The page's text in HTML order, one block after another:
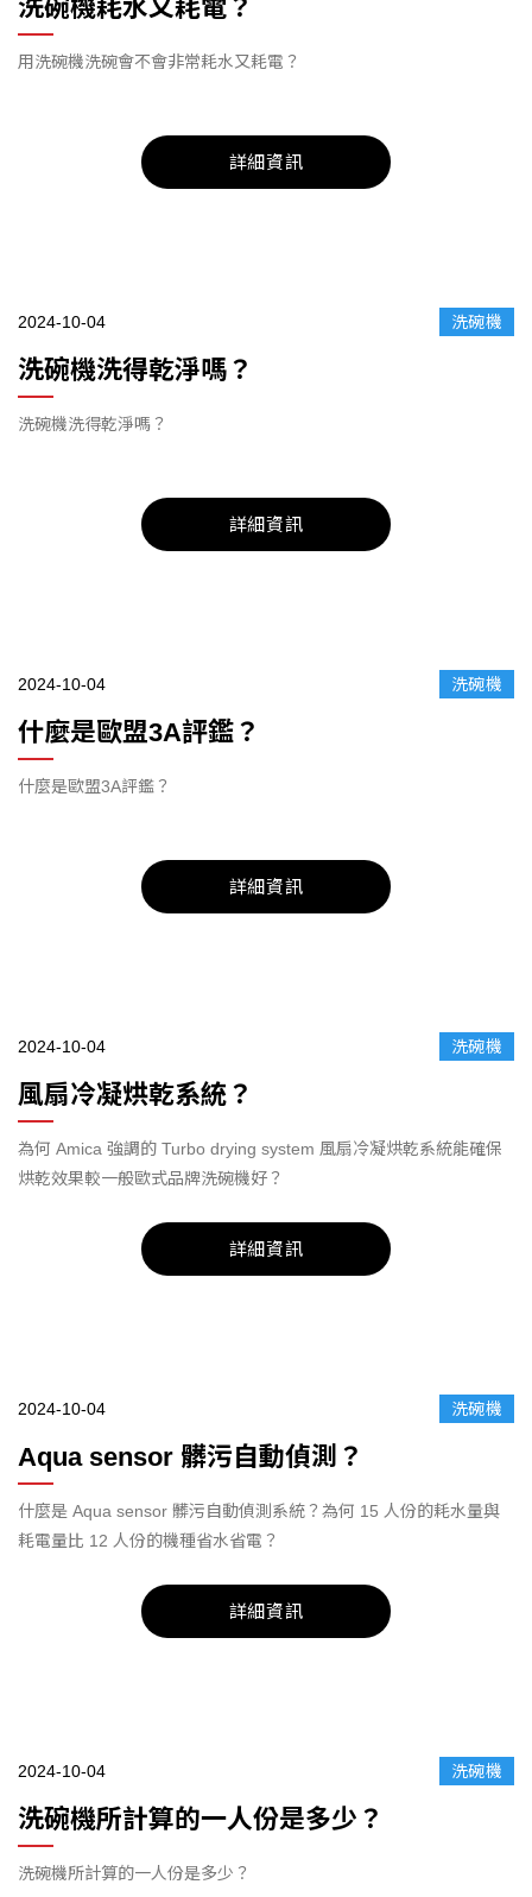
洗碗機耗水又耗電？
用洗碗機洗碗會不會非常耗水又耗電？
詳細資訊
2024-10-04 洗碗機
洗碗機洗得乾淨嗎？
洗碗機洗得乾淨嗎？
詳細資訊
2024-10-04 洗碗機
什麼是歐盟3A評鑑？
什麼是歐盟3A評鑑？
詳細資訊
2024-10-04 洗碗機
風扇冷凝烘乾系統？
為何 Amica 強調的 Turbo drying system 風扇冷凝烘乾系統能確保
烘乾效果較一般歐式品牌洗碗機好？
詳細資訊
2024-10-04 洗碗機
Aqua sensor 髒污自動偵測？
什麼是 Aqua sensor 髒污自動偵測系統？為何 15 人份的耗水量與
耗電量比 12 人份的機種省水省電？
詳細資訊
2024-10-04 洗碗機
洗碗機所計算的一人份是多少？
洗碗機所計算的一人份是多少？